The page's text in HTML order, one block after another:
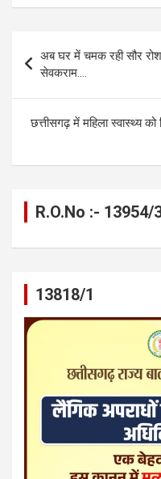
ce
o
o
k
se
g
er
at
s
A
p
p
navigation
अब घर में चमक रही सौर
सेवकराम….
छत्तीसगढ़ में महिला स्वास्थ्य
R.O.No :- 13954/
13818/1